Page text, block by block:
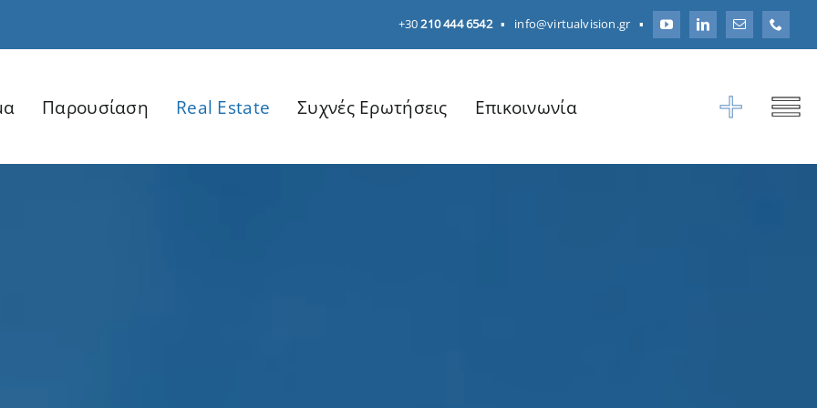
+30210 444 6542▪ info@virtualvision.gr ▪
Παρουσίαση Real Estate Συχνές Ερωτήσεις Επικοινωνία